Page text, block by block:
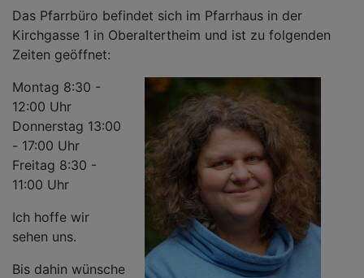
Das Pfarrbüro befindet sich im Pfarrhaus in der
Kirchgasse 1 in Oberaltertheim und ist zu folgenden
Zeiten geöffnet:
Montag 8:30 -
12:00 Uhr
Donnerstag 13:00
- 17:00 Uhr
Freitag 8:30 -
11:00 Uhr
Ich hoffe wir
sehen uns.
Bis dahin wünsche